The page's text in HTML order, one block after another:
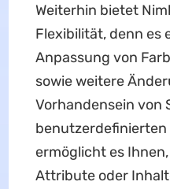
Weiterhin bietet
Flexibilität, denn es
Anpassung von
sowie weitere
Vorhandensein von
benutzerdefinierten
ermöglicht es
Attribute oder